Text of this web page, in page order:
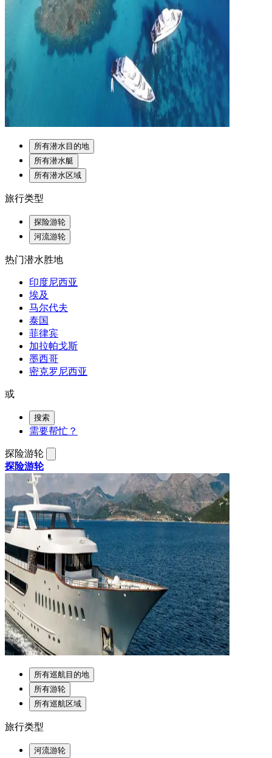
所有潜水目的地
所有潜水艇
所有潜水区域
旅行类型
探险游轮
河流游轮
热门潜水胜地
印度尼西亚
埃及
马尔代夫
泰国
菲律宾
加拉帕戈斯
墨西哥
密克罗尼西亚
或
搜索
需要帮忙？
探险游轮
探险游轮
所有巡航目的地
所有游轮
所有巡航区域
旅行类型
河流游轮